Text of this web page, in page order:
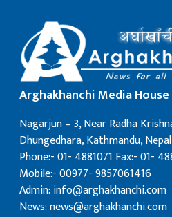
Arghakhanchi Media
Nagarjun – 3, Near Radha
Dhungedhara, Kathmandu, Nepal
Phone:- 01- 4881071 Fax:- 01-
Mobile:- 00977- 9857061416
Admin: info@arghakhanchi.com
News: news@arghakhanchi.com